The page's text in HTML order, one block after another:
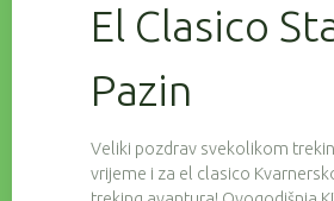
El Clasico
Pazin
Veliki pozdrav svekolikom
vrijeme i za el clasico